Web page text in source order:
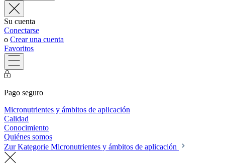
Su cuenta
Conectarse
o Crear una cuenta
Favoritos
Pago seguro
Micronutrientes y ámbitos de aplicación
Calidad
Conocimiento
Quiénes somos
Zur Kategorie Micronutrientes y ámbitos de aplicación